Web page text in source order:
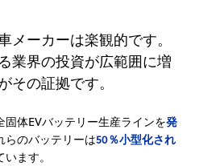
メーカーは楽観的です。
業界の投資が広範囲に増
その証拠です。
固体EVバッテリー生産ラインを発
らのバッテリーは50％小型化され
ます。